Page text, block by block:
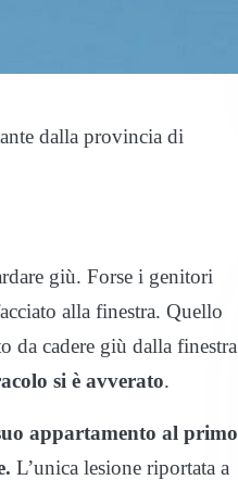
dalla provincia di
giù. Forse i genitori
alla finestra. Quello
da cadere giù dalla finestra
si è avverato.
appartamento al primo
L’unica lesione riportata a